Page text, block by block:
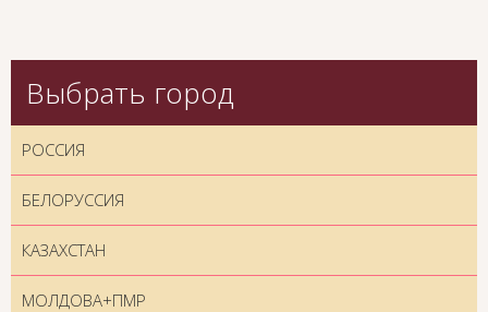
Выбрать город
РОССИЯ
БЕЛОРУССИЯ
КАЗАХСТАН
МОЛДОВА+ПМР